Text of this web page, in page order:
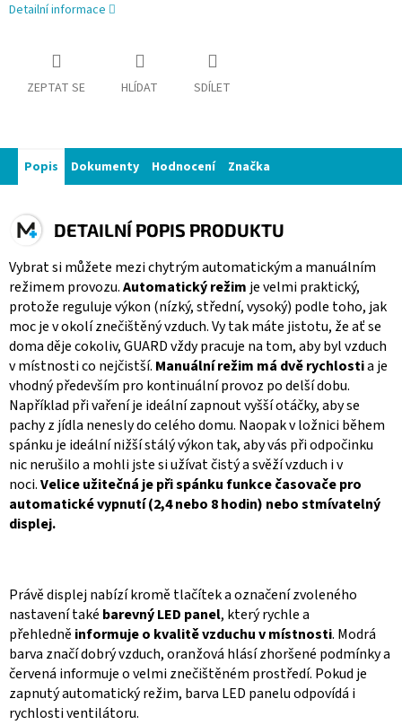
Detailní informace
ZEPTAT SE HLÍDAT SDÍLET
Popis Dokumenty Hodnocení Značka
DETAILNÍ POPIS PRODUKTU
Vybrat si můžete mezi chytrým automatickým a manuálním
režimem provozu.Automatický režim je velmi praktický,
protože reguluje výkon (nízký, střední, vysoký) podle toho, jak
moc je v okolí znečištěný vzduch. Vy tak máte jistotu, že ať se
doma děje cokoliv, GUARD vždy pracuje na tom, aby byl vzduch
v místnosti co nejčistší. Manuální režim má dvě rychlostia je
vhodný především pro kontinuální provoz po delší dobu.
Například při vaření je ideální zapnout vyšší otáčky, aby se
pachy z jídla nenesly do celého domu. Naopak v ložnici během
spánku je ideální nižší stálý výkon tak, aby vás při odpočinku
nic nerušilo a mohli jste si užívat čistý a svěží vzduch i v
noci.Velice užitečná je při spánku funkce časovače pro
automatické vypnutí (2,4 nebo 8 hodin) nebo stmívatelný
displej.
Právě displej nabízí kromě tlačítek a označení zvoleného
nastavení také barevný LED panel, který rychle a
přehledně informuje o kvalitě vzduchu v místnosti. Modrá
barva značí dobrý vzduch, oranžová hlásí zhoršené podmínky a
červená informuje o velmi znečištěném prostředí. Pokud je
zapnutý automatický režim, barva LED panelu odpovídá i
rychlosti ventilátoru.